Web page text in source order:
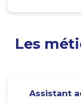
Les
Assistant